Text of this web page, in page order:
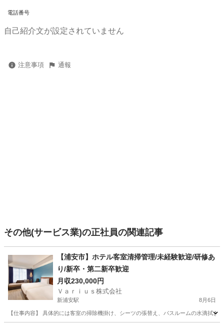
電話番号
自己紹介文が設定されていません
注意事項 通報
その他(サービス業)の正社員の関連記事
【浦安市】ホテル客室清掃管理/未経験歓迎/研修あ
り/新卒・第二新卒歓迎
月収230,000円
Ｖａｒｉｕｓ株式会社
新浦安駅 8月6日
【仕事内容】 具体的には客室の掃除機掛け、シーツの張替え、バスルームの水滴拭